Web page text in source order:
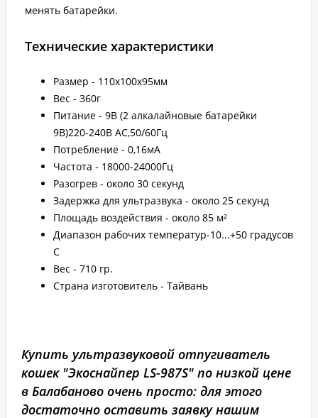
менять батарейки.
Технические характеристики
Размер - 110х100х95мм
Вес - 360г
Питание - 9В (2 алкалайновые батарейки
9В)220-240В АС,50/60Гц
Потребление - 0,16мА
Частота - 18000-24000Гц
Разогрев - около 30 секунд
Задержка для ультразвука - около 25 секунд
Площадь воздействия - около 85 м²
Диапазон рабочих температур-10...+50 градусов
С
Вес - 710 гр.
Страна изготовитель - Тайвань
Купить ультразвуковой отпугиватель
кошек "Экоснайпер LS-987S" по низкой цене
в Балабаново очень просто: для этого
достаточно оставить заявку нашим